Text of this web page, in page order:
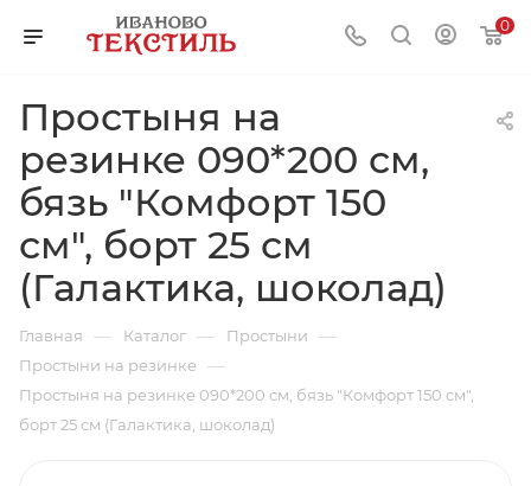
0
Простыня на
резинке 090*200 см,
бязь "Комфорт 150
см", борт 25 см
(Галактика, шоколад)
Главная — Каталог — Простыни —
Простыни на резинке —
Простыня на резинке 090*200 см, бязь "Комфорт 150 см",
борт 25 см (Галактика, шоколад)